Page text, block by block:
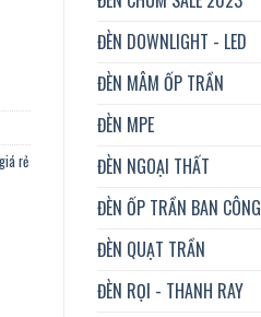
ĐÈN DOWNLIGHT - LED
ĐÈN MÂM ỐP TRẦN
ĐÈN MPE
ĐÈN NGOẠI THẤT
ĐÈN ỐP TRẦN BAN CÔNG
ĐÈN QUẠT TRẦN
ĐÈN RỌI - THANH RAY
quán coffee...vvv số lượng
rẻ